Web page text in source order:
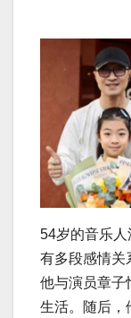
54岁的音乐
有多段感情关
他与演员章子
生活。随后，